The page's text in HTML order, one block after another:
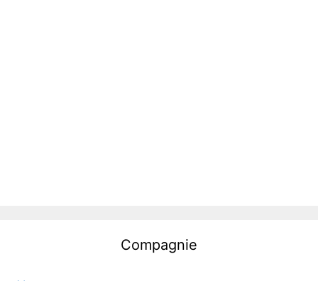
Compagnie